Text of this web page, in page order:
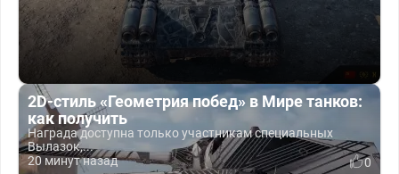
2D-стиль «Геометрия побед» в Мире танков:
как получить
Награда доступна только участникам специальных
Вылазок,...
20 минут назад
0